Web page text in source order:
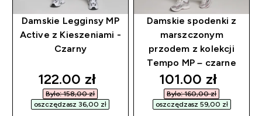
Damskie Legginsy MP
Active z Kieszeniami -
Czarny
discounted price
122.00 zł‎
Było: 158,00 zł‎
oszczędzasz 36,00 zł‎
Damskie spodenki z
marszczonym
przodem z kolekcji
Tempo MP – czarne
discounted
101.00 zł‎
Było: 160,00 zł‎
oszczędzasz 59,00 zł‎